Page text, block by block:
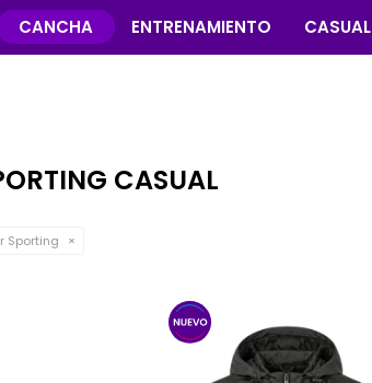
CANCHA ENTRENAMIENTO CASUAL
CASUAL
Sporting